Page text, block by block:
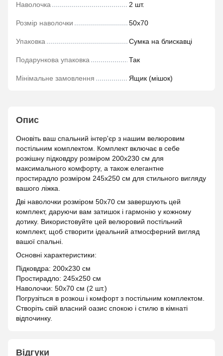
Наволочка 2 шт.
Розмір наволочки 50х70
Упаковка Сумка на блискавці
Подарункова упаковка Так
Мінімальне замовлення Ящик (мішок)
Опис
Оновіть ваш спальний інтер'єр з нашим велюровим
постільним комплектом. Комплект включає в себе
розкішну підковдру розміром 200х230 см для
максимального комфорту, а також елегантне
простирадло розміром 245х250 см для стильного вигляду
вашого ліжка.
Дві наволочки розміром 50х70 см завершують цей
комплект, даруючи вам затишок і гармонію у кожному
дотику. Використовуйте цей велюровий постільний
комплект, щоб створити ідеальний атмосферний вигляд
вашої спальні.
Основні характеристики:
Підковдра: 200х230 см
Простирадло: 245х250 см
Наволочки: 50х70 см (2 шт.)
Погрузіться в розкош і комфорт з постільним комплектом.
Створіть свій власний оазис спокою і стилю в кімнаті
відпочинку.
Відгуки